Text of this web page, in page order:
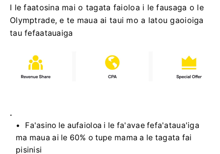
I le faatosina mai o tagata faioloa i le fausaga o le
Olymptrade, e te maua ai taui mo a latou gaoioiga
tau fefaatauaiga
.
Fa'asino le aufaioloa i le fa'avae fefa'ataua'iga
ma maua ai le 60% o tupe mama a le tagata fai
pisinisi